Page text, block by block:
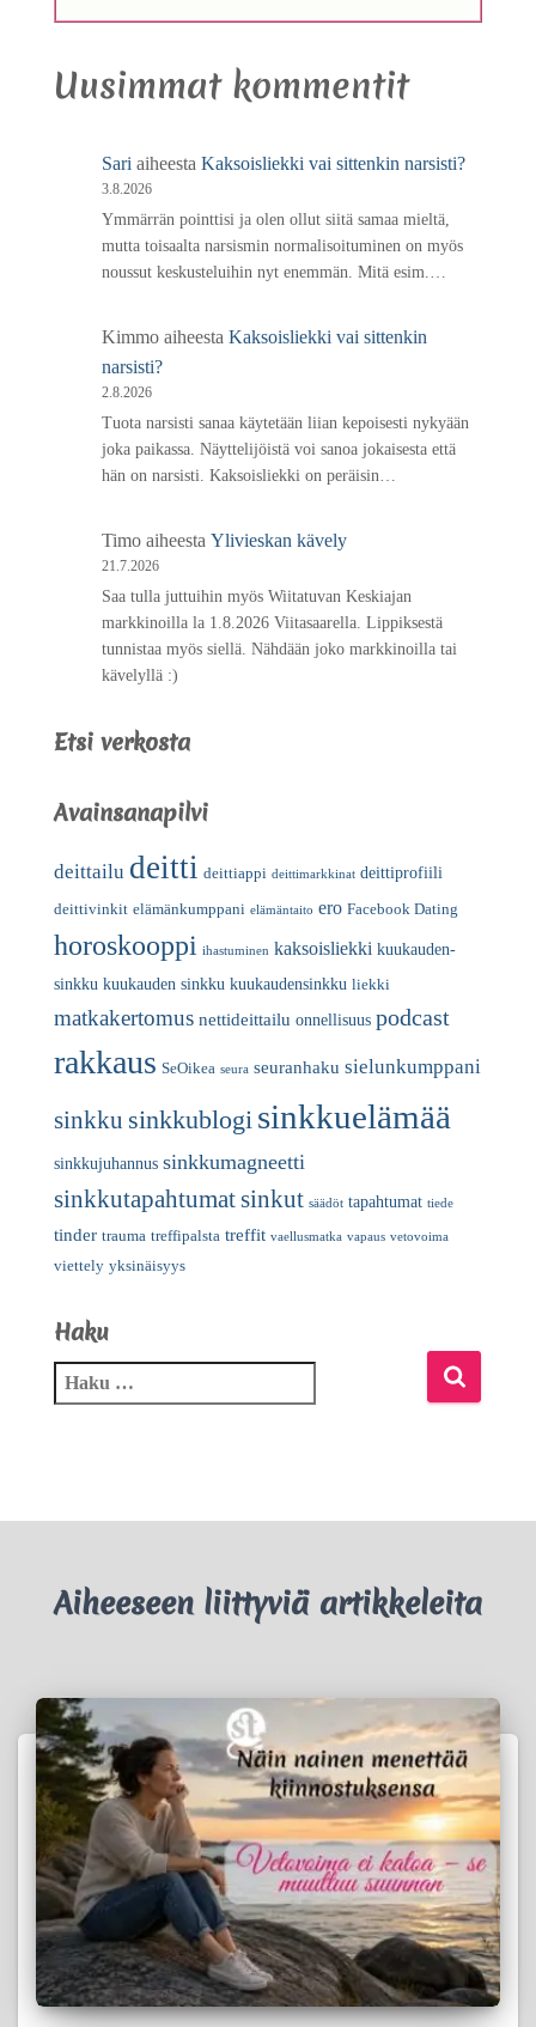
Uusimmat kommentit
Sari aiheesta Kaksoisliekki vai sittenkin narsisti?
3.8.2026
Ymmärrän pointtisi ja olen ollut siitä samaa mieltä,
mutta toisaalta narsismin normalisoituminen on myös
noussut keskusteluihin nyt enemmän. Mitä esim.…
Kimmo aiheesta Kaksoisliekki vai sittenkin
narsisti?
2.8.2026
Tuota narsisti sanaa käytetään liian kepoisesti nykyään
joka paikassa. Näyttelijöistä voi sanoa jokaisesta että
hän on narsisti. Kaksoisliekki on peräisin…
Timo aiheesta Ylivieskan kävely
21.7.2026
Saa tulla juttuihin myös Wiitatuvan Keskiajan
markkinoilla la 1.8.2026 Viitasaarella. Lippiksestä
tunnistaa myös siellä. Nähdään joko markkinoilla tai
kävelyllä :)
Etsi verkosta
Avainsanapilvi
deittailu deitti deittiappi deittimarkkinat deittiprofiili
deittivinkit elämänkumppani elämäntaito ero Facebook Dating
horoskooppi ihastuminen kaksoisliekki kuukauden-
sinkku kuukauden sinkku kuukaudensinkku liekki
matkakertomus nettideittailu onnellisuus podcast
rakkaus SeOikea seura seuranhaku sielunkumppani
sinkku sinkkublogi sinkkuelämää
sinkkujuhannus sinkkumagneetti
sinkkutapahtumatsinkut säädöt tapahtumat tiede
tinder trauma treffipalsta treffit vaellusmatka vapaus vetovoima
viettely yksinäisyys
Haku
Aiheeseen liittyviä artikkeleita